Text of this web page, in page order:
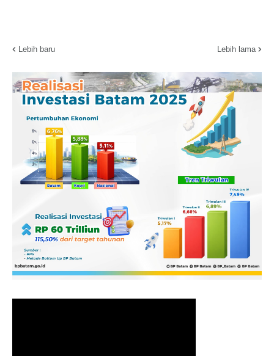
Lebih baru Lebih lama